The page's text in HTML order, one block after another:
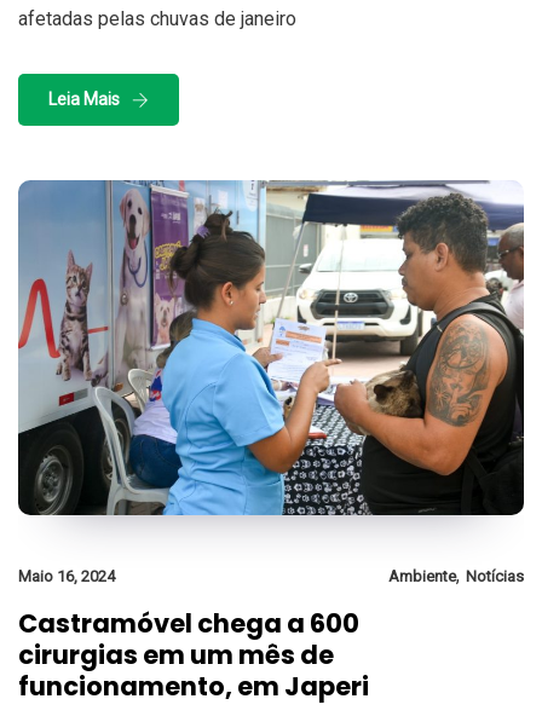
afetadas pelas chuvas de janeiro
Leia Mais
Maio 16, 2024 Ambiente, Notícias
Castramóvel chega a 600
cirurgias em um mês de
funcionamento, em Japeri